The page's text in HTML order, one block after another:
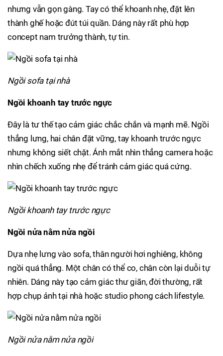
nhưng vẫn gọn gàng. Tay có thể khoanh nhẹ, đặt lên
thành ghế hoặc đút túi quần. Dáng này rất phù hợp
concept nam trưởng thành, tự tin.
Ngồi sofa tại nhà
Ngồi khoanh tay trước ngực
Đây là tư thế tạo cảm giác chắc chắn và mạnh mẽ. Ngồi
thẳng lưng, hai chân đặt vững, tay khoanh trước ngực
nhưng không siết chặt. Ánh mắt nhìn thẳng camera hoặc
nhìn chếch xuống nhẹ để tránh cảm giác quá cứng.
Ngồi khoanh tay trước ngực
Ngồi nửa nằm nửa ngồi
Dựa nhẹ lưng vào sofa, thân người hơi nghiêng, không
ngồi quá thẳng. Một chân có thể co, chân còn lại duỗi tự
nhiên. Dáng này tạo cảm giác thư giãn, đời thường, rất
hợp chụp ảnh tại nhà hoặc studio phong cách lifestyle.
Ngồi nửa nằm nửa ngồi